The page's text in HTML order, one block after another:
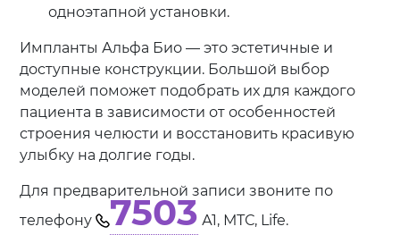
одноэтапной установки.
Импланты Альфа Био — это эстетичные и
доступные конструкции. Большой выбор
моделей поможет подобрать их для каждого
пациента в зависимости от особенностей
строения челюсти и восстановить красивую
улыбку на долгие годы.
Для предварительной записи звоните по
телефону
7503 А1, МТС, Life.